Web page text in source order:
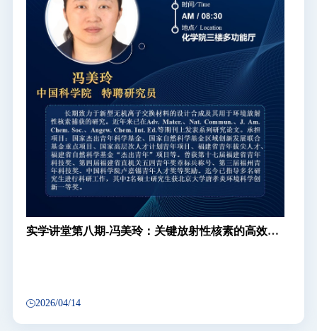
实学讲堂第八期-冯美玲：关键放射性核素的高效捕
2026/04/14